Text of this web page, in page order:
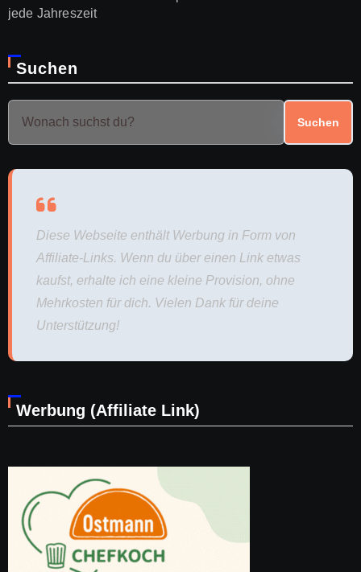
jede Jahreszeit
Suchen
Suchen
Diese Webseite enthält Werbung in Form von
Affiliate-Links. Wenn du über einen Link etwas
kaufst, erhalte ich eine kleine Provision, ohne
Mehrkosten für dich. Vielen Dank für deine
Unterstützung!
Werbung (Affiliate Link)